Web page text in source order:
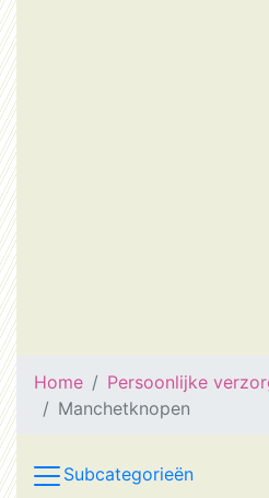
Home Persoonlijke
Manchetknopen
Subcategorieën